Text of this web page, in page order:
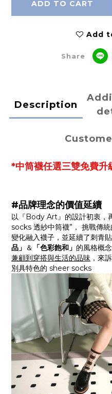
ADD TO CART
Add
Share
Description
*中筒襪任選三雙免費升
#品牌理念的價值延續
以『Body Art』的設計初衷，
socks 透紗中筒襪”， 挑戰傳
變化融入襪子，並延續了刺青
品」 ＆ 「色彩飽和」 的風格概念
兼顧到穿搭與生活的品味 ，來
別具特色的 sheer socks